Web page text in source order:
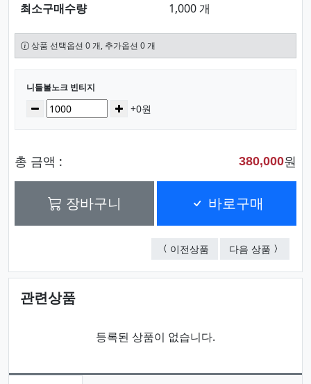
최소구매수량
1,000 개
상품 선택옵션 0 개, 추가옵션 0 개
선택된 옵션
니들볼노크 빈티지
수량감소 증가+0원
총 금액 : 380,000원
장바구니 바로구매
이전상품 니들볼노크
다음 상품 귀돌이3
관련상품
등록된 상품이 없습니다.